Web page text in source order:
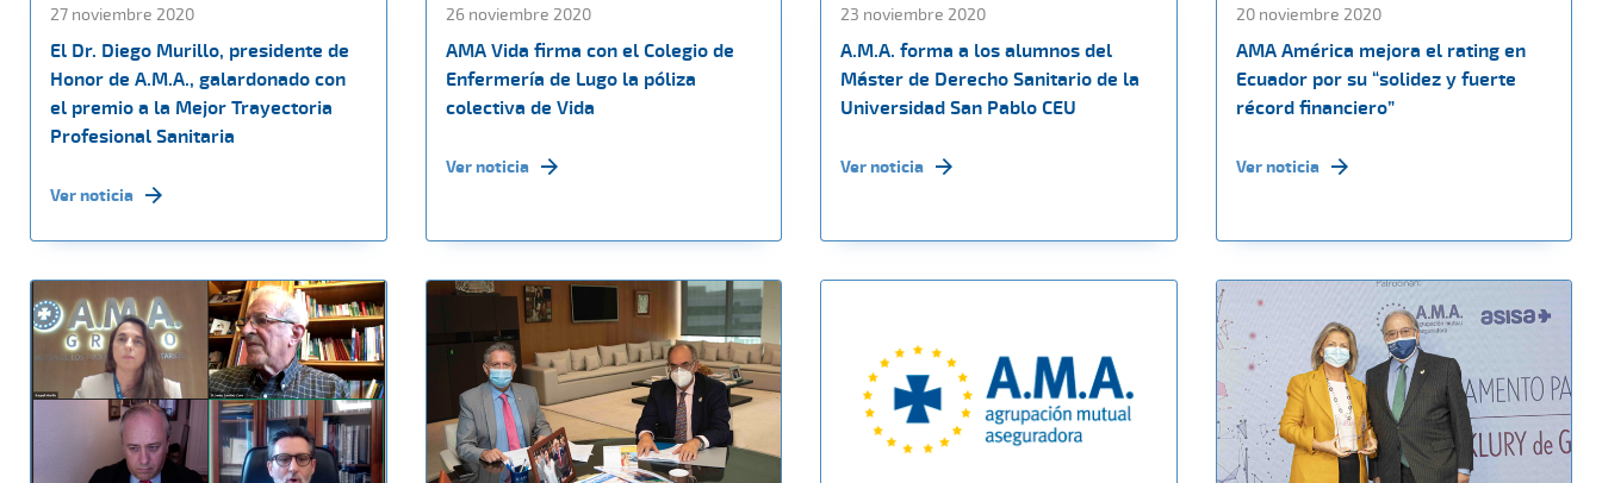
27 noviembre 2020
El Dr. Diego Murillo, presidente de
Honor de A.M.A., galardonado con
el premio a la Mejor Trayectoria
Profesional Sanitaria
Ver noticia
26 noviembre 2020
AMA Vida firma con el Colegio de
Enfermería de Lugo la póliza
colectiva de Vida
Ver noticia
23 noviembre 2020
A.M.A. forma a los alumnos del
Máster de Derecho Sanitario de la
Universidad San Pablo CEU
Ver noticia
20 noviembre 2020
AMA América mejora el rating en
Ecuador por su “solidez y fuerte
récord financiero”
Ver noticia